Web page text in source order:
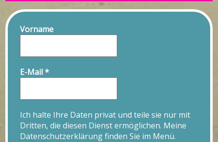
Vorname
E-Mail*
Ich halte Ihre Daten privat und teile sie nur mit
Dritten, die diesen Dienst ermöglichen. Meine
Datenschutzerklärung finden Sie im Menü.